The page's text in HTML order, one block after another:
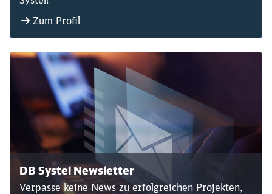
Zum Profil
DB Systel Newsletter
Verpasse keine News zu erfolgreichen Projekten,